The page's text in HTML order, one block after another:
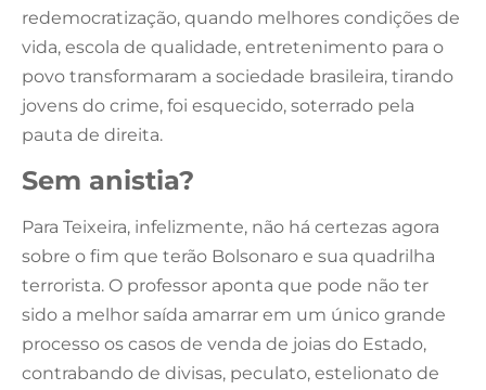
redemocratização, quando melhores condições de
vida, escola de qualidade, entretenimento para o
povo transformaram a sociedade brasileira, tirando
jovens do crime, foi esquecido, soterrado pela
pauta de direita.
Sem anistia?
Para Teixeira, infelizmente, não há certezas agora
sobre o fim que terão Bolsonaro e sua quadrilha
terrorista. O professor aponta que pode não ter
sido a melhor saída amarrar em um único grande
processo os casos de venda de joias do Estado,
contrabando de divisas, peculato, estelionato de